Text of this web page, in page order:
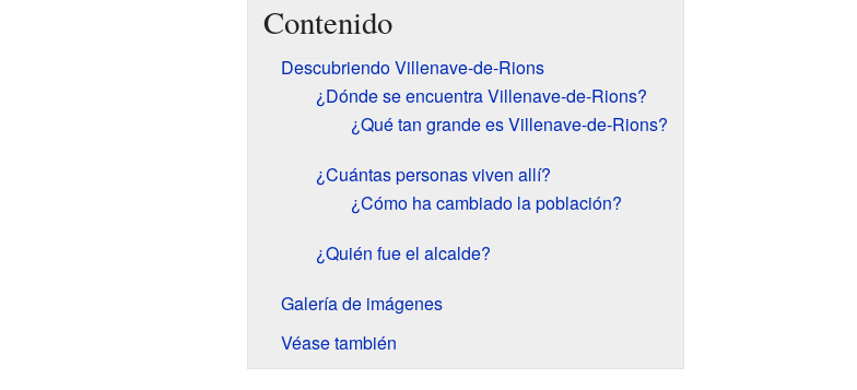
Contenido
Descubriendo Villenave-de-Rions
¿Dónde se encuentra Villenave-de-Rions?
¿Qué tan grande es Villenave-de-Rions?
¿Cuántas personas viven allí?
¿Cómo ha cambiado la población?
¿Quién fue el alcalde?
Galería de imágenes
Véase también